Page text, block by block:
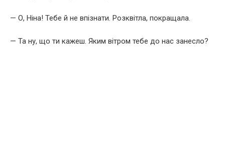
— О, Ніна! Тебе й не впізнати. Розквітла, покращала.
— Та ну, що ти кажеш. Яким вітром тебе до нас занесло?